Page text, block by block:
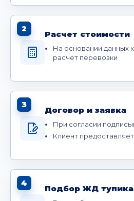
2
Расчет стоимости
На основании данных
расчет перевозки
3
Договор и заявка
При согласии
Клиент
4
Подбор ЖД тупика